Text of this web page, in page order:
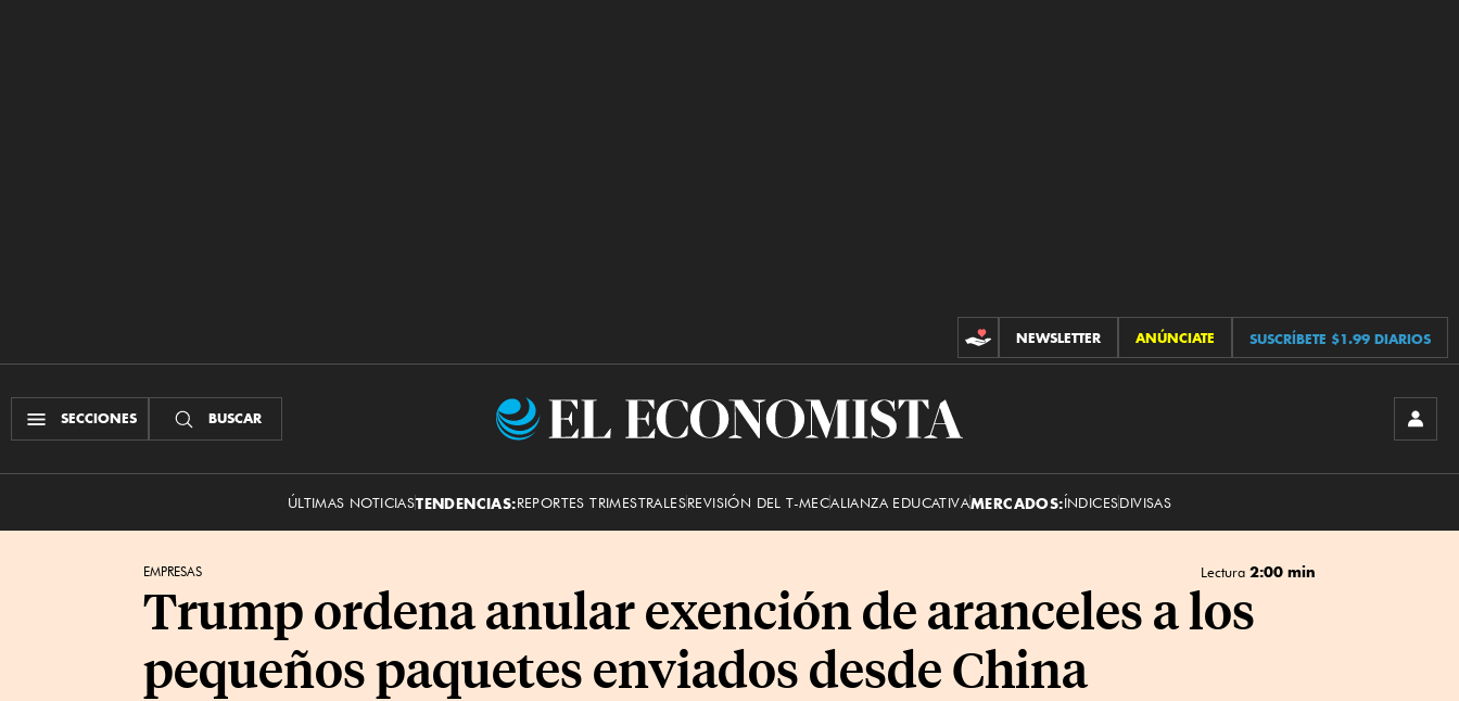
CONTRIBUCIONES
NEWSLETTER ANÚNCIATE SUSCRÍBETE $1.99 DIARIOS
SECCIONES BUSCAR
El
ÚLTIMAS NOTICIASTENDENCIAS:REPORTES TRIMESTRALESREVISIÓN DEL T-MECALIANZA EDUCATIVAMERCADOS:ÍNDICESDIVISAS
EMPRESAS Lectura 2:00 min
Trump ordena anular exención de aranceles a los
pequeños paquetes enviados desde China